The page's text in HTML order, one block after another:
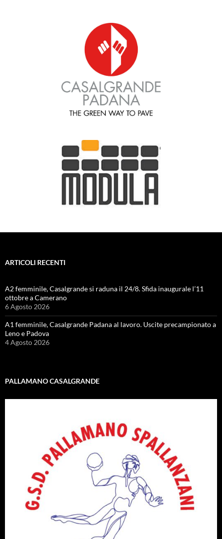
ARTICOLI RECENTI
A2 femminile, Casalgrande si raduna il 24/8. Sfida inaugurale l’11
ottobre a Camerano
6 Agosto 2026
A1 femminile, Casalgrande Padana al lavoro. Uscite precampionato a
Leno e Padova
4 Agosto 2026
PALLAMANO CASALGRANDE